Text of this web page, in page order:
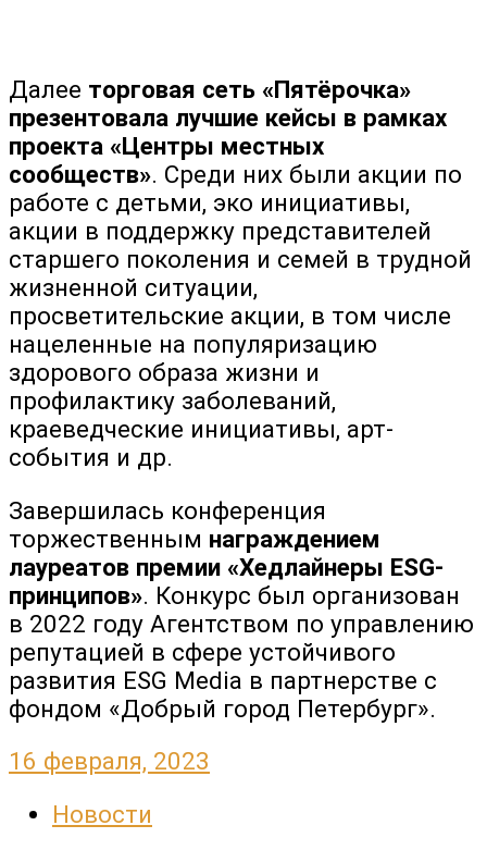
Далее торговая сеть «Пятёрочка»
презентовала лучшие кейсы в рамках
проекта «Центры местных
сообществ». Среди них были акции по
работе с детьми, эко инициативы,
акции в поддержку представителей
старшего поколения и семей в трудной
жизненной ситуации,
просветительские акции, в том числе
нацеленные на популяризацию
здорового образа жизни и
профилактику заболеваний,
краеведческие инициативы, арт-
события и др.
Завершилась конференция
торжественным награждением
лауреатов премии «Хедлайнеры ESG-
принципов». Конкурс был организован
в 2022 году Агентством по управлению
репутацией в сфере устойчивого
развития ESG Media в партнерстве с
фондом «Добрый город Петербург».
16 февраля, 2023
Новости